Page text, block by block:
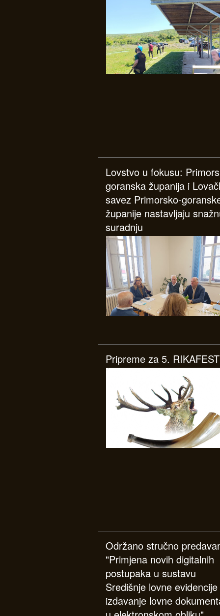
Lovstvo u fokusu:
goranska županija i
savez Primorsko-
županije nastavljaju
suradnju
Pripreme za 5. RIKAFEST
Održano stručno
"Primjena novih digitalnih
postupaka u sustavu
Središnje lovne
izdavanje lovne